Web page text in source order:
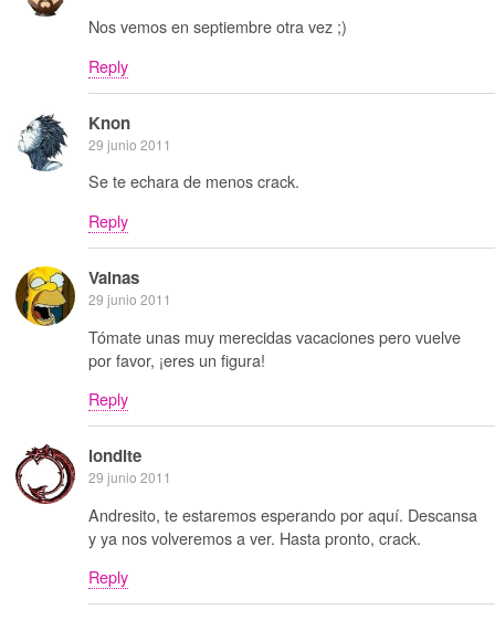
Nos vemos en septiembre otra vez ;)
Reply
Knon
29 junio 2011
Se te echara de menos crack.
Reply
Vainas
29 junio 2011
Tómate unas muy merecidas vacaciones pero vuelve
por favor, ¡eres un figura!
Reply
londite
29 junio 2011
Andresito, te estaremos esperando por aquí. Descansa
y ya nos volveremos a ver. Hasta pronto, crack.
Reply